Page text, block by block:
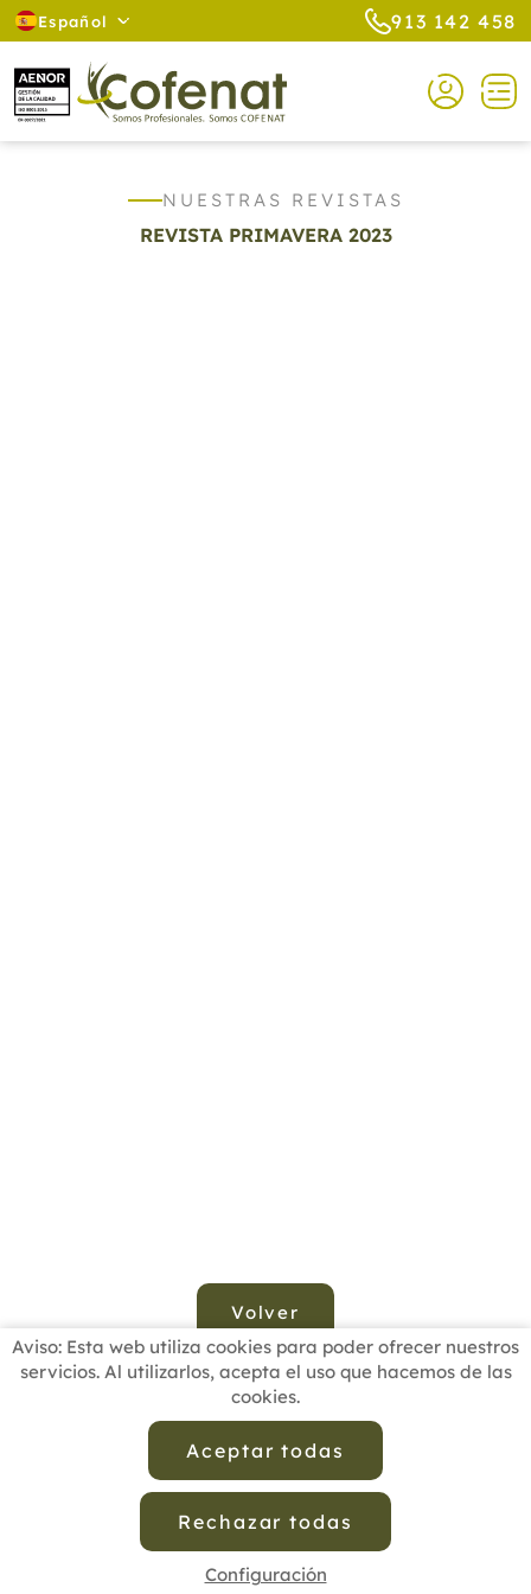
Español 913 142 458
NUESTRAS REVISTAS
REVISTA PRIMAVERA 2023
Volver
Aviso: Esta web utiliza cookies para poder ofrecer nuestros
servicios. Al utilizarlos, acepta el uso que hacemos de las
cookies.
Aceptar todas
Rechazar todas
Configuración
BUSCADOR PROFESIONALES
ESCUELAS RECOMENDADAS
CONTACTO
Política de Privacidad de Datos
Política de Calidad
Política de Cookies
Configuración de Cookies